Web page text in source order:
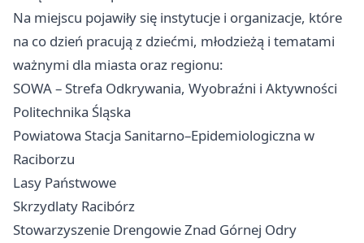
Na miejscu pojawiły się instytucje i organizacje, które
na co dzień pracują z dziećmi, młodzieżą i tematami
ważnymi dla miasta oraz regionu:
SOWA – Strefa Odkrywania, Wyobraźni i Aktywności
Politechnika Śląska
Powiatowa Stacja Sanitarno–Epidemiologiczna w
Raciborzu
Lasy Państwowe
Skrzydlaty Racibórz
Stowarzyszenie Drengowie Znad Górnej Odry